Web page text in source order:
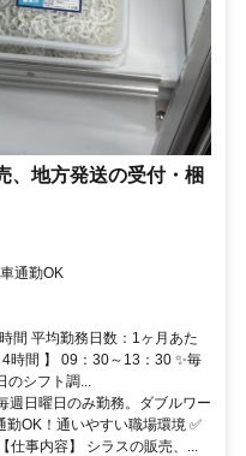
地方発送の受付・梱
通勤OK
間 平均勤務日数：1ヶ月あた
時間 】 09：30～13：30 ✨毎
シフト調...
週日曜日のみ勤務。ダブルワー
勤OK！通いやすい職場環境 ✅
事内容】 シラスの販売、...